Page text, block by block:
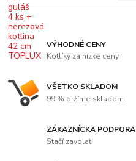
VÝHODNÉ CENY
Kotlíky za nízke ceny
VŠETKO SKLADOM
99 % držíme skladom
ZÁKAZNÍCKA PODPORA
Stačí zavolať